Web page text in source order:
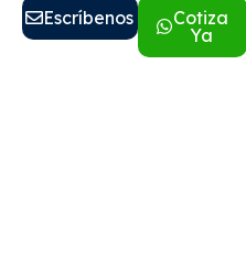
Escríbenos
Cotiza
Ya